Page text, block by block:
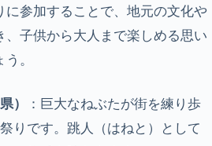
に参加することで、地元の文化や
、子供から大人まで楽しめる思い
。
）
：巨大なねぶたが街を練り歩
りです。跳人（はねと）として